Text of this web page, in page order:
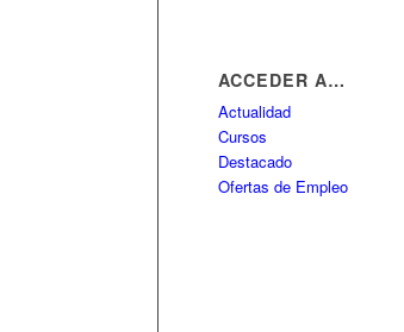
ACCEDER A…
Actualidad
Cursos
Destacado
Ofertas de Empleo